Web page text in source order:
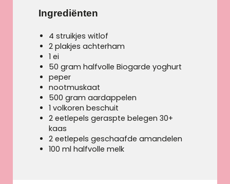
Ingrediënten
4 struikjes witlof
2 plakjes achterham
1 ei
50 gram halfvolle Biogarde yoghurt
peper
nootmuskaat
500 gram aardappelen
1 volkoren beschuit
2 eetlepels geraspte belegen 30+
kaas
2 eetlepels geschaafde amandelen
100 ml halfvolle melk